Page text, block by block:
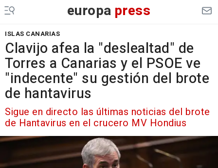
europa press
ISLAS CANARIAS
Clavijo afea la "deslealtad" de
Torres a Canarias y el PSOE ve
"indecente" su gestión del brote
de hantavirus
Sigue en directo las últimas noticias del brote
de Hantavirus en el crucero MV Hondius